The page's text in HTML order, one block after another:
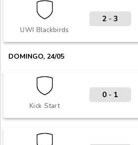
UWI Blackbirds
2 - 3
DOMINGO, 24/05
Kick Start
0 - 1